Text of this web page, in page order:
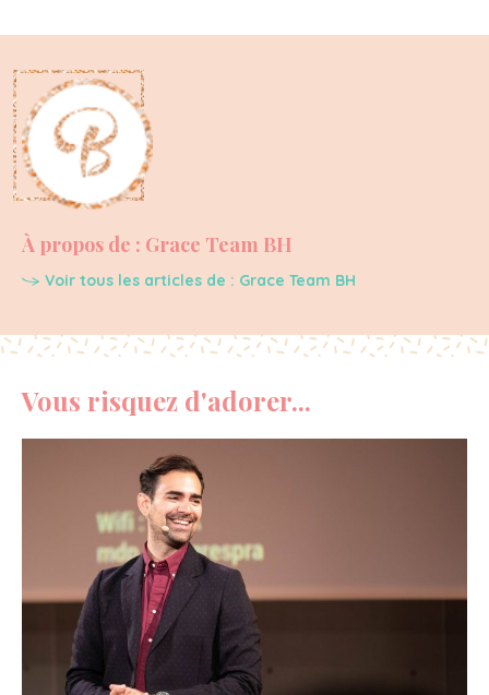
À propos de : Grace Team BH
Voir tous les articles de : Grace Team BH
Vous risquez d'adorer...